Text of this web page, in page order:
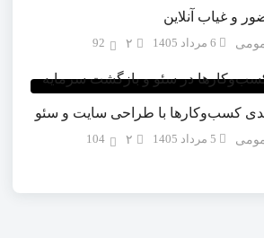
و غیاب آنلاین
6 مرداد 1405 92
کسب‌وکارها با طراحی سایت و سئو
5 مرداد 1405 104